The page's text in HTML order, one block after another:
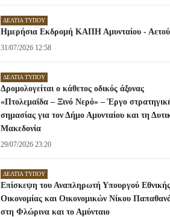
ΔΕΛΤΊΑ ΤΎΠΟΥ
Ημερήσια Εκδρομή ΚΑΠΗ Αμυνταίου - Αετού
31/07/2026 12:58
ΔΕΛΤΊΑ ΤΎΠΟΥ
Δρομολογείται ο κάθετος οδικός άξονας
«Πτολεμαΐδα – Ξινό Νερό» – Έργο
σημασίας για τον Δήμο Αμυνταίου και τη
Μακεδονία
29/07/2026 23:20
ΔΕΛΤΊΑ ΤΎΠΟΥ
Επίσκεψη του Αναπληρωτή Υπουργού Εθνικής
Οικονομίας και Οικονομικών Νίκου
στη Φλώρινα και το Αμύνταιο